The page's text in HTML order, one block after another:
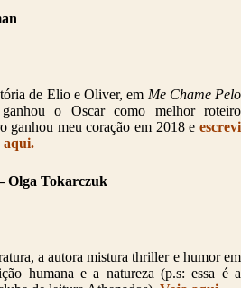
de Elio e Oliver, em Me Chame Pelo
o Oscar como melhor roteiro
ganhou meu coração em 2018 e escrevi
Olga Tokarczuk
a autora mistura thriller e humor em
humana e a natureza (p.s: essa é a